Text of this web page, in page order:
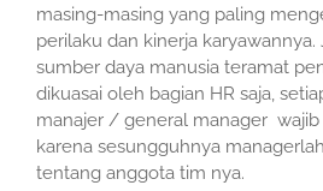
masing-masing yang paling
perilaku dan kinerja
sumber daya manusia teramat
dikuasai oleh bagian HR saja,
manajer / general manager
karena sesungguhnya
tentang anggota tim nya.